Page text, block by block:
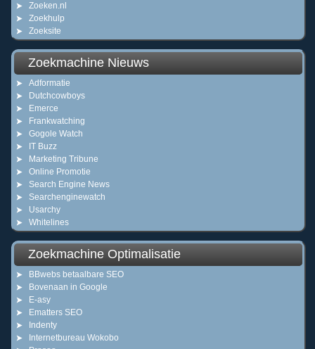
Zoeken.nl
Zoekhulp
Zoeksite
Zoekmachine Nieuws
Adformatie
Dutchcowboys
Emerce
Frankwatching
Gogole Watch
IT Buzz
Marketing Tribune
Online Promotie
Search Engine News
Searchenginewatch
Usarchy
Whitelines
Zoekmachine Optimalisatie
BBwebs betaalbare SEO
Bovenaan in Google
E-asy
Ematters SEO
Indenty
Internetbureau Wokobo